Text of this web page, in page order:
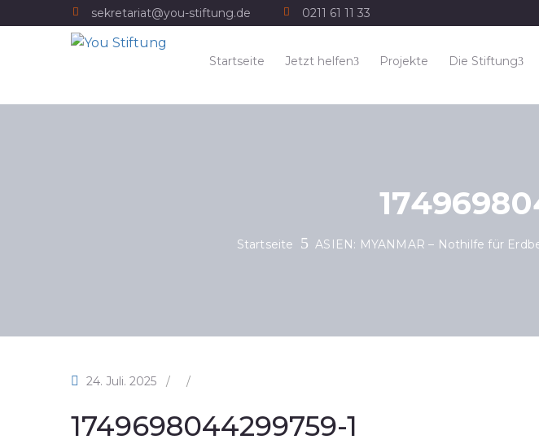
sekretariat@you-stiftung.de 0211 61 11 33
Startseite Jetzt helfen Projekte Die Stiftung
Startseite ASIEN: MYANMAR – Nothilfe für
24. Juli. 2025 / /
1749698044299759-1